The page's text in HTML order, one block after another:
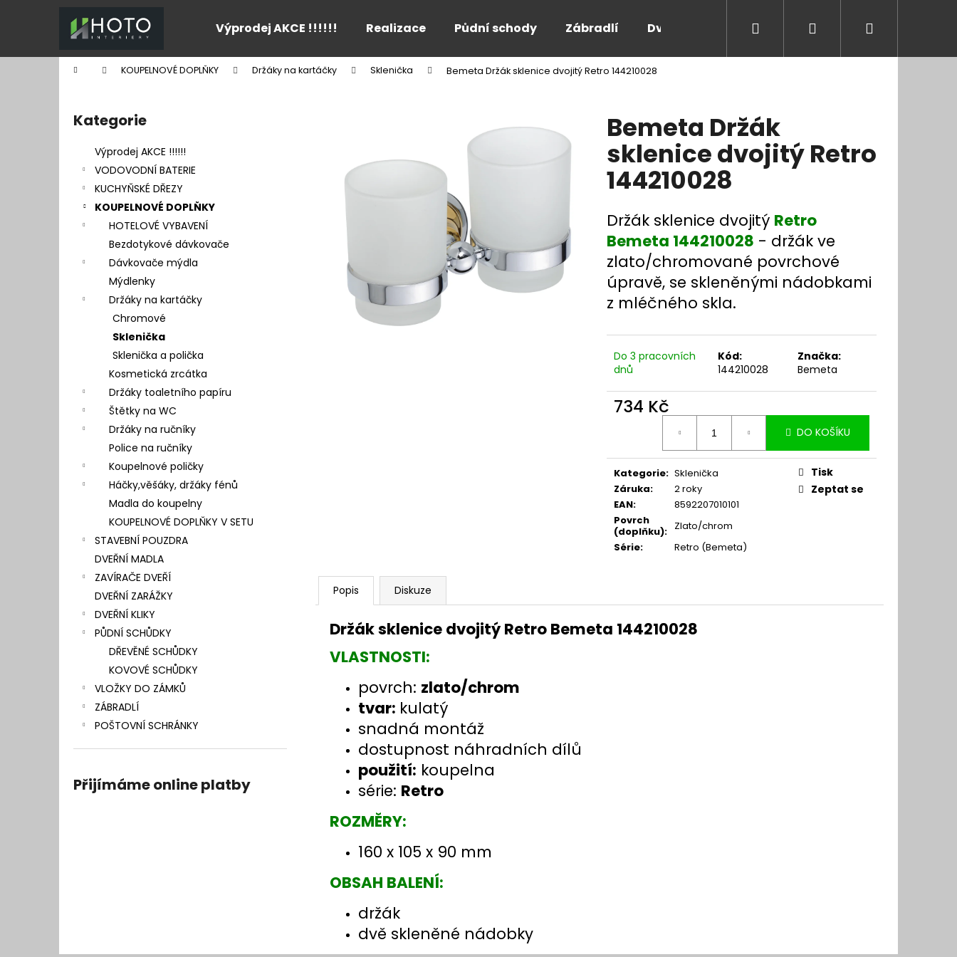
Výprodej AKCE !!!!!! Realizace Půdní schody Zábradlí Dveře a zárubně Kontakt Blog
Přihlášení
Domů KOUPELNOVÉ DOPLŇKY Držáky na kartáčky Sklenička Bemeta Držák sklenice dvojitý Retro 144210028
Přeskočit
kategorie
Kategorie
Výprodej AKCE !!!!!!
VODOVODNÍ BATERIE
KUCHYŇSKÉ DŘEZY
KOUPELNOVÉ DOPLŇKY
HOTELOVÉ VYBAVENÍ
Bezdotykové dávkovače
Dávkovače mýdla
Mýdlenky
Držáky na kartáčky
Chromové
Sklenička
Sklenička a polička
Kosmetická zrcátka
Držáky toaletního papíru
Štětky na WC
Držáky na ručníky
Police na ručníky
Koupelnové poličky
Háčky,věšáky, držáky fénů
Madla do koupelny
KOUPELNOVÉ DOPLŇKY V SETU
STAVEBNÍ POUZDRA
DVEŘNÍ MADLA
ZAVÍRAČE DVEŘÍ
DVEŘNÍ ZARÁŽKY
DVEŘNÍ KLIKY
PŮDNÍ SCHŮDKY
DŘEVĚNÉ SCHŮDKY
KOVOVÉ SCHŮDKY
VLOŽKY DO ZÁMKŮ
ZÁBRADLÍ
POŠTOVNÍ SCHRÁNKY
Přijímáme online platby
Bemeta Držák
sklenice dvojitý Retro
144210028
Držák sklenice dvojitý Retro
Bemeta 144210028 - držák ve
zlato/chromované povrchové
úpravě, se skleněnými nádobkami
z mléčného skla.
Do 3 pracovních
dnů
Kód:
144210028
Značka:
Bemeta
734 Kč
DO KOŠÍKU
Kategorie: Sklenička
Záruka:
2 roky
EAN:
8592207010101
Povrch
(doplňku): Zlato/chrom
Série: Retro (Bemeta)
Tisk
Zeptat se
Popis Diskuze
Držák sklenice dvojitý Retro Bemeta 144210028
VLASTNOSTI:
povrch: zlato/chrom
tvar: kulatý
snadná montáž
dostupnost náhradních dílů
použití: koupelna
série: Retro
ROZMĚRY:
160 x 105 x 90 mm
OBSAH BALENÍ:
držák
dvě skleněné nádobky
í
Zpět
do
Zpět
do
Co potřebujete najít?
HLEDAT
Doporučujeme